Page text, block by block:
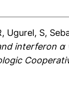
, Ugurel, S,
interferon